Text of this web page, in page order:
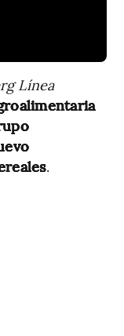
Línea
.